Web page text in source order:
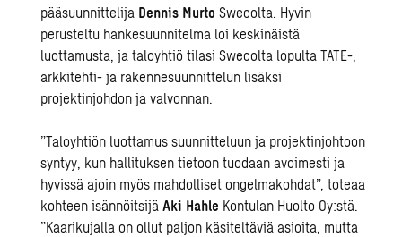
pääsuunnittelija Dennis Murto Swecolta. Hyvin
perusteltu hankesuunnitelma loi keskinäistä
luottamusta, ja taloyhtiö tilasi Swecolta lopulta TATE-,
arkkitehti- ja rakennesuunnittelun lisäksi
projektinjohdon ja valvonnan.
”Taloyhtiön luottamus suunnitteluun ja projektinjohtoon
syntyy, kun hallituksen tietoon tuodaan avoimesti ja
hyvissä ajoin myös mahdolliset ongelmakohdat”, toteaa
kohteen isännöitsijäAki Hahle Kontulan Huolto Oy:stä.
”Kaarikujalla on ollut paljon käsiteltäviä asioita, mutta